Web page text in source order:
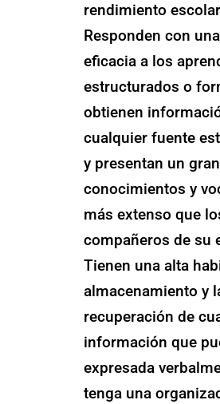
rendimiento
Responden con
eficacia a los
estructurados o
obtienen
cualquier fuente
y presentan un
conocimientos y
más extenso que
compañeros de su
Tienen una alta
almacenamiento y
recuperación de
información que
expresada
tenga una